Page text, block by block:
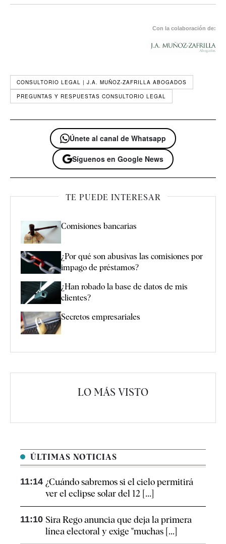
Con la colaboración de:
CONSULTORIO LEGAL | J.A. MUÑOZ-ZAFRILLA ABOGADOS
PREGUNTAS Y RESPUESTAS CONSULTORIO LEGAL
Únete al canal de Whatsapp
Síguenos en Google News
TE PUEDE INTERESAR
Comisiones bancarias
¿Por qué son abusivas las comisiones por
impago de préstamos?
¿Han robado la base de datos de mis
clientes?
Secretos empresariales
LO MÁS VISTO
ÚLTIMAS NOTICIAS
11:14 ¿Cuándo sabremos si el cielo permitirá
ver el eclipse solar del 12 [...]
11:10 Sira Rego anuncia que deja la primera
línea electoral y exige "muchas [...]